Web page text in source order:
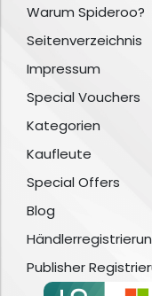
Warum Spideroo?
Seitenverzeichnis
Impressum
Special Vouchers
Kategorien
Kaufleute
Special Offers
Blog
Publisher